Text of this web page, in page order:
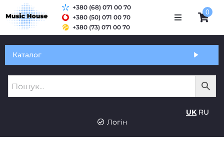
Оплата і доставка
+380 (68) 071 00 70
+380 (50) 071 00 70
+380 (73) 071 00 70
0
Каталог
UK RU
Логін